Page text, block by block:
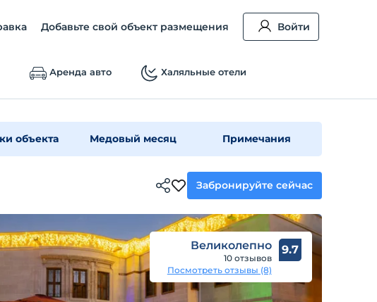
Добавьте свой объект размещения Войти
Аренда авто Халяльные отели
объекта Медовый месяц Примечания
Забронируйте сейчас
Великолепно
10 отзывов
Посмотреть отзывы (8)
9.7